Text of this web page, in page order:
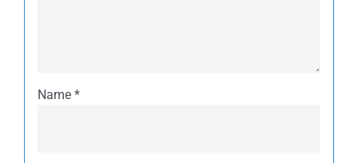
Name *